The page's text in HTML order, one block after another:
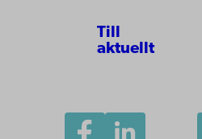
Till
aktuellt